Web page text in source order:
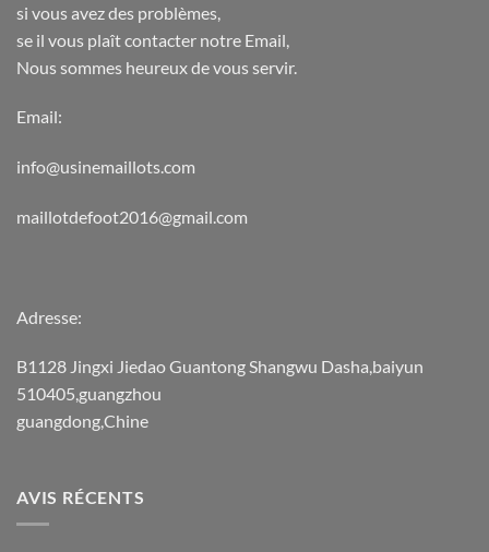
si vous avez des problèmes,
se il vous plaît contacter notre Email,
Nous sommes heureux de vous servir.
Email:
info@usinemaillots.com
maillotdefoot2016@gmail.com
Adresse:
B1128 Jingxi Jiedao Guantong Shangwu Dasha,baiyun
510405,guangzhou
guangdong,Chine
AVIS RÉCENTS